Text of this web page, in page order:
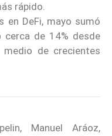
rápido.
en DeFi, mayo sumó
de 14% desde
de crecientes
Manuel Aráoz,